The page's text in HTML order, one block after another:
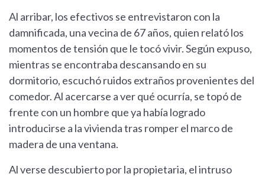
Al arribar, los efectivos se entrevistaron con la
damnificada, una vecina de 67 años, quien relató los
momentos de tensión que le tocó vivir. Según expuso,
mientras se encontraba descansando en su
dormitorio, escuchó ruidos extraños provenientes del
comedor. Al acercarse a ver qué ocurría, se topó de
frente con un hombre que ya había logrado
introducirse a la vivienda tras romper el marco de
madera de una ventana.
Al verse descubierto por la propietaria, el intruso